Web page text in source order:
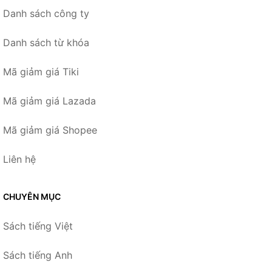
Danh sách công ty
Danh sách từ khóa
Mã giảm giá Tiki
Mã giảm giá Lazada
Mã giảm giá Shopee
Liên hệ
CHUYÊN MỤC
Sách tiếng Việt
Sách tiếng Anh